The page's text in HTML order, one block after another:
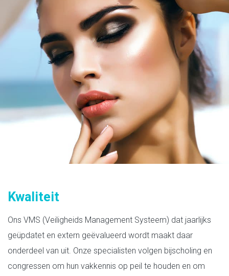
Kwaliteit
Ons VMS (Veiligheids Management Systeem) dat jaarlijks
geüpdatet en extern geëvalueerd wordt maakt daar
onderdeel van uit. Onze specialisten volgen bijscholing en
congressen om hun vakkennis op peil te houden en om